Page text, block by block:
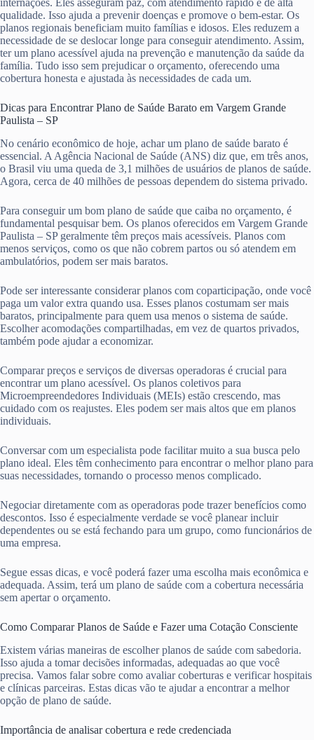
internações. Eles asseguram paz, com atendimento rápido e de alta
qualidade. Isso ajuda a prevenir doenças e promove o bem-estar. Os
planos regionais beneficiam muito famílias e idosos. Eles reduzem a
necessidade de se deslocar longe para conseguir atendimento. Assim,
ter um plano acessível ajuda na prevenção e manutenção da saúde da
família. Tudo isso sem prejudicar o orçamento, oferecendo uma
cobertura honesta e ajustada às necessidades de cada um.
Dicas para Encontrar Plano de Saúde Barato em Vargem Grande
Paulista – SP
No cenário econômico de hoje, achar um plano de saúde barato é
essencial. A Agência Nacional de Saúde (ANS) diz que, em três anos,
o Brasil viu uma queda de 3,1 milhões de usuários de planos de saúde.
Agora, cerca de 40 milhões de pessoas dependem do sistema privado.
Para conseguir um bom plano de saúde que caiba no orçamento, é
fundamental pesquisar bem. Os planos oferecidos em Vargem Grande
Paulista – SP geralmente têm preços mais acessíveis. Planos com
menos serviços, como os que não cobrem partos ou só atendem em
ambulatórios, podem ser mais baratos.
Pode ser interessante considerar planos com coparticipação, onde você
paga um valor extra quando usa. Esses planos costumam ser mais
baratos, principalmente para quem usa menos o sistema de saúde.
Escolher acomodações compartilhadas, em vez de quartos privados,
também pode ajudar a economizar.
Comparar preços e serviços de diversas operadoras é crucial para
encontrar um plano acessível. Os planos coletivos para
Microempreendedores Individuais (MEIs) estão crescendo, mas
cuidado com os reajustes. Eles podem ser mais altos que em planos
individuais.
Conversar com um especialista pode facilitar muito a sua busca pelo
plano ideal. Eles têm conhecimento para encontrar o melhor plano para
suas necessidades, tornando o processo menos complicado.
Negociar diretamente com as operadoras pode trazer benefícios como
descontos. Isso é especialmente verdade se você planear incluir
dependentes ou se está fechando para um grupo, como funcionários de
uma empresa.
Segue essas dicas, e você poderá fazer uma escolha mais econômica e
adequada. Assim, terá um plano de saúde com a cobertura necessária
sem apertar o orçamento.
Como Comparar Planos de Saúde e Fazer uma Cotação Consciente
Existem várias maneiras de escolher planos de saúde com sabedoria.
Isso ajuda a tomar decisões informadas, adequadas ao que você
precisa. Vamos falar sobre como avaliar coberturas e verificar hospitais
e clínicas parceiras. Estas dicas vão te ajudar a encontrar a melhor
opção de plano de saúde.
Importância de analisar cobertura e rede credenciada